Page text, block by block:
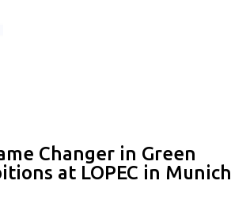
Changer in Green
at LOPEC in Munich